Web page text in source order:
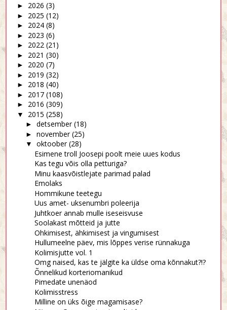
► 2026 (3)
► 2025 (12)
► 2024 (8)
► 2023 (6)
► 2022 (21)
► 2021 (30)
► 2020 (7)
► 2019 (32)
► 2018 (40)
► 2017 (108)
► 2016 (309)
▼ 2015 (258)
► detsember (18)
► november (25)
▼ oktoober (28)
Esimene troll Joosepi poolt meie uues kodus
Kas tegu võis olla petturiga?
Minu kaasvõistlejate parimad palad
Emolaks
Hommikune teetegu
Uus amet- uksenumbri poleerija
Juhtkoer annab mulle iseseisvuse
Soolakast mõtteid ja jutte
Ohkimisest, ähkimisest ja vingumisest
Hullumeelne päev, mis lõppes verise rünnakuga
Kolimisjutte vol. 1
Omg naised, kas te jälgite ka üldse oma kõnnakut?!?
Õnnelikud korteriomanikud
Pimedate unenäod
Kolimisstress
Milline on üks õige magamisase?